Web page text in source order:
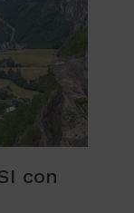
con